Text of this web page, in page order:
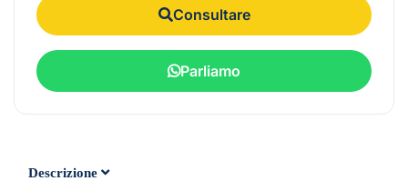
Consultare
Parliamo
Descrizione